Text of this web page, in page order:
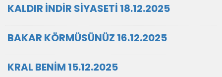
KALDIR İNDİR SİYASETİ 18.12.2025
BAKAR KÖRMÜSÜNÜZ 16.12.2025
KRAL BENİM 15.12.2025